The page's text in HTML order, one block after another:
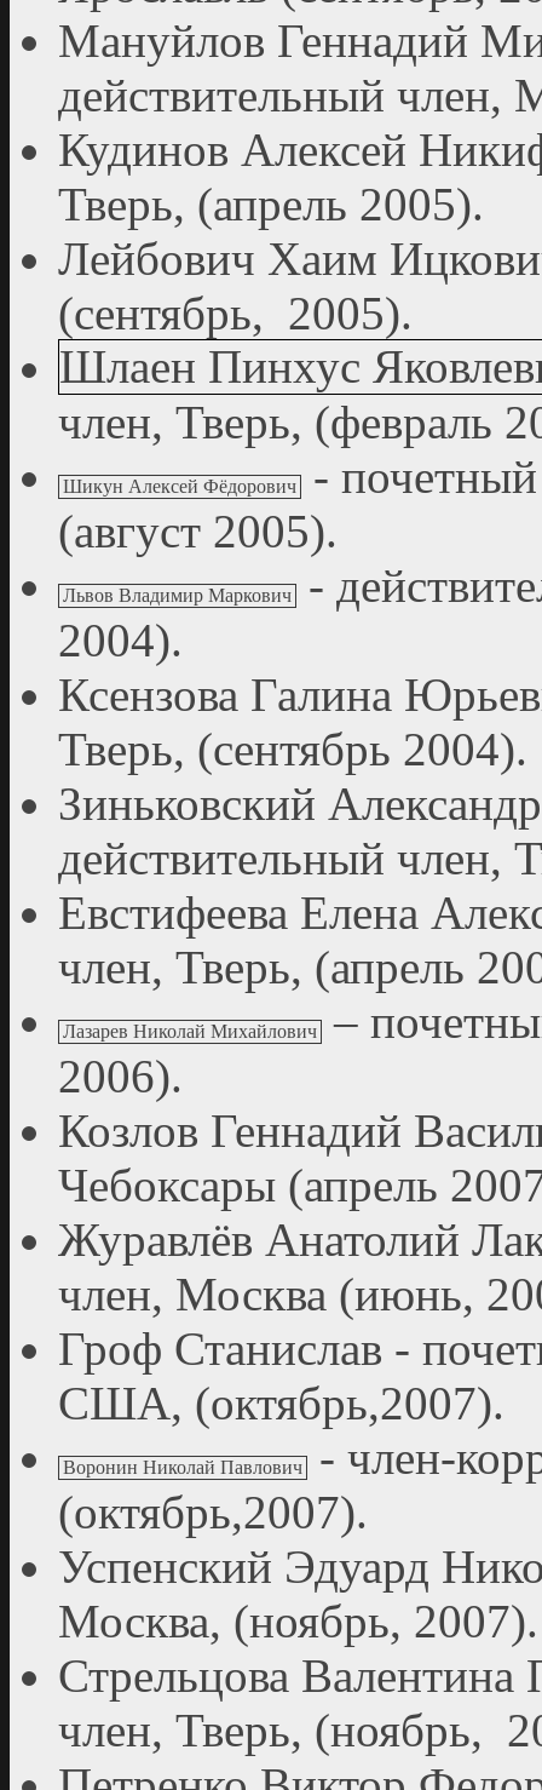
Мануйлов Геннадий
действительный член,
Кудинов Алексей
Тверь, (апрель 2005).
Лейбович Хаим
(сентябрь, 2005).
Шлаен Пинхус
член, Тверь, (февраль
Шикун Алексей Фёдорович
-
(август 2005).
Львов Владимир Маркович
-
2004).
Ксензова Галина
Тверь, (сентябрь 2004).
Зиньковский
действительный член,
Евстифеева Елена
член, Тверь, (апрель
Лазарев Николай Михайлович
–
2006).
Козлов Геннадий
Чебоксары (апрель
Журавлёв Анатолий
член, Москва (июнь,
Гроф Станислав -
США, (октябрь,2007).
Воронин Николай Павлович
- член-
(октябрь,2007).
Успенский Эдуард
Москва, (ноябрь, 2007).
Стрельцова Валентина
член, Тверь, (ноябрь,